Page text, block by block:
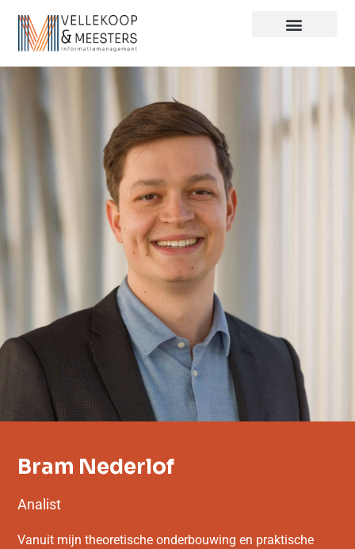
Bram Nederlof
Analist
Vanuit mijn theoretische onderbouwing en praktische